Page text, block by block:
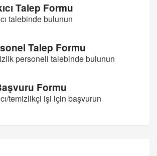
Talep Formu
talebinde bulunun
Talep Formu
personeli talebinde bulunun
Formu
temizlikçi işi için başvurun